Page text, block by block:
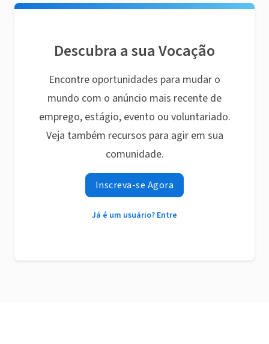
Descubra a sua Vocação
Encontre oportunidades para mudar o
mundo com o anúncio mais recente de
emprego, estágio, evento ou voluntariado.
Veja também recursos para agir em sua
comunidade.
Inscreva-se Agora
Já é um usuário? Entre